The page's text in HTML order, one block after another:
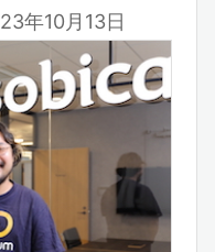
年10月13日